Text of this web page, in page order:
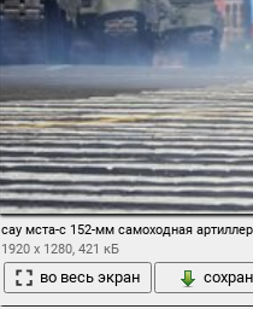
сау мста-с 152-мм самоходная
1920 x 1280, 421 кБ
во весь экран